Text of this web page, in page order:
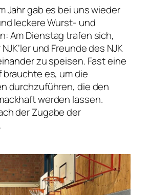
Jahr gab es bei uns wieder
leckere Wurst- und
Am Dienstag trafen sich,
und Freunde des NJK
zu speisen. Fast eine
brauchte es, um die
durchzuführen, die den
werden lassen.
der Zugabe der